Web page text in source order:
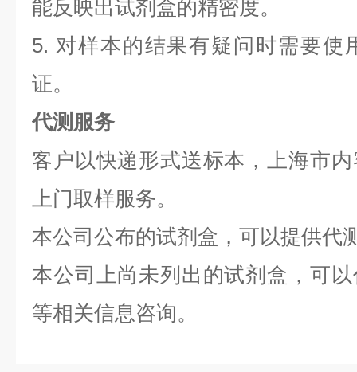
能反映出试剂盒的精密度。
5. 对样本的结果有疑问时需要使
证。
代测服务
客户以快递形式送标本，上海市
上门取样服务。
本公司公布的试剂盒，可以提供代
本公司上尚未列出的试剂盒，可
等相关信息咨询。